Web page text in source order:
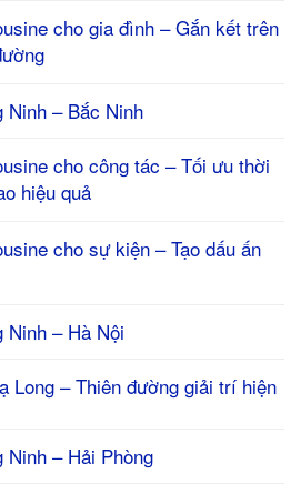
cho gia đình – Gắn kết trên
Ninh – Bắc Ninh
cho công tác – Tối ưu thời
hiệu quả
cho sự kiện – Tạo dấu ấn
Ninh – Hà Nội
Long – Thiên đường giải trí hiện
Ninh – Hải Phòng